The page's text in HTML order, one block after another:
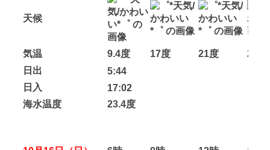
天候
気温 9.4度 17度 21度
20度
日出
5:44
日入
17:02
海水温度
23.4度